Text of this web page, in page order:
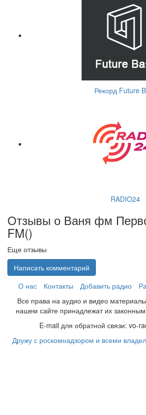
Рекорд Future
RADIO24
Отзывы о Ваня фм
FM()
Еще отзывы
Написать комментарий
О нас
Контакты Добавить радио
Все права на аудио и видео
нашем сайте принадлежат их
E-mail для обратной связи: vo-
Дружу с роскомнадзором и всеми